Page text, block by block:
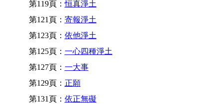
第119頁：恒真淨土
第121頁： 寄報淨土
第123頁： 依他淨土
第125頁： 一心四種淨土
第127頁： 一大事
第129頁： 正願
第131頁： 依正無礙